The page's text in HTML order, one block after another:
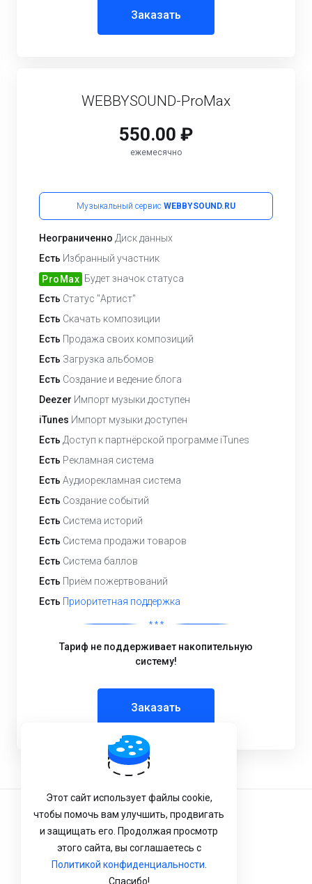
Заказать
WEBBYSOUND-ProMax
550.00 ₽
ежемесячно
Музыкальный сервис WEBBYSOUND.RU
Неограниченно Диск данных
Есть Избранный участник
ProMax Будет значок статуса
Есть Статус "Артист"
Есть Скачать композиции
Есть Продажа своих композиций
Есть Загрузка альбомов
Есть Создание и ведение блога
Deezer Импорт музыки доступен
iTunes Импорт музыки доступен
Есть Доступ к партнёрской программе iTunes
Есть Рекламная система
Есть Аудиорекламная система
Есть Создание событий
Есть Система историй
Есть Система продажи товаров
Есть Система баллов
Есть Приём пожертвований
Есть Приоритетная поддержка
* * *
Тариф не поддерживает накопительную
систему!
Заказать
Условия Обслуживания
Конфиденциальность
Политика возврата
Этот сайт использует файлы cookie,
чтобы помочь вам улучшить, продвигать
и защищать его. Продолжая просмотр
этого сайта, вы соглашаетесь с
Политикой конфиденциальности
Спасибо!